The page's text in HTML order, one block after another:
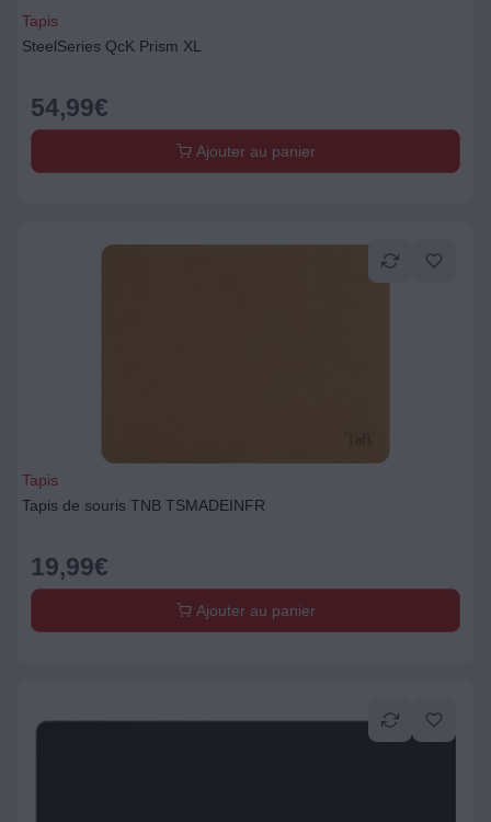
Tapis
SteelSeries QcK Prism XL
54,99€
Ajouter au panier
Tapis
Tapis de souris TNB TSMADEINFR
19,99€
Ajouter au panier